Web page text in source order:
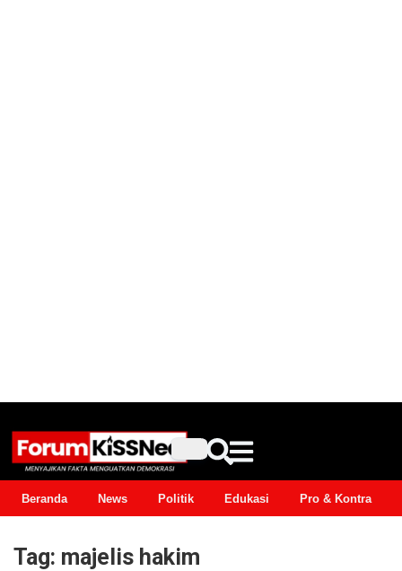
Beranda News Politik Edukasi Pro & Kontra
Tag: majelis hakim